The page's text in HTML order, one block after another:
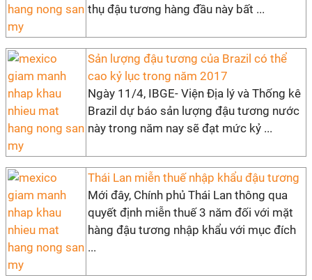
thụ đậu tương hàng đầu này bất ...
Sản lượng đậu tương của Brazil có thể
cao kỷ lục trong năm 2017
Ngày 11/4, IBGE- Viện Địa lý và Thống kê
Brazil dự báo sản lượng đậu tương nước
này trong năm nay sẽ đạt mức kỷ ...
Thái Lan miễn thuế nhập khẩu đậu tương
Mới đây, Chính phủ Thái Lan thông qua
quyết định miễn thuế 3 năm đối với mặt
hàng đậu tương nhập khẩu với mục đích
...